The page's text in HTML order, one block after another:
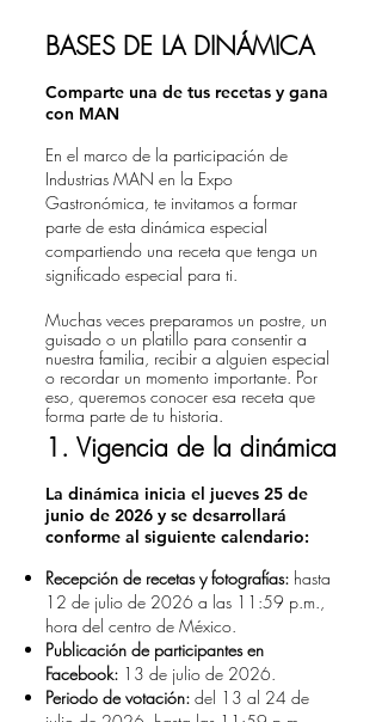
BASES DE LA DINÁMICA
Comparte una de tus recetas y gana
con MAN
En el marco de la participación de
Industrias MAN en la Expo
Gastronómica, te invitamos a formar
parte de esta dinámica especial
compartiendo una receta que tenga un
significado especial para ti.
Muchas veces preparamos un postre, un
guisado o un platillo para consentir a
nuestra familia, recibir a alguien especial
o recordar un momento importante. Por
eso, queremos conocer esa receta que
forma parte de tu historia.
1. Vigencia de la dinámica
La dinámica inicia el jueves 25 de
junio de 2026 y se desarrollará
conforme al siguiente calendario:
Recepción de recetas y fotografías: hasta
12 de julio de 2026 a las 11:59 p.m.,
hora del centro de México.
Publicación de participantes en
Facebook: 13 de julio de 2026.
Periodo de votación: del 13 al 24 de